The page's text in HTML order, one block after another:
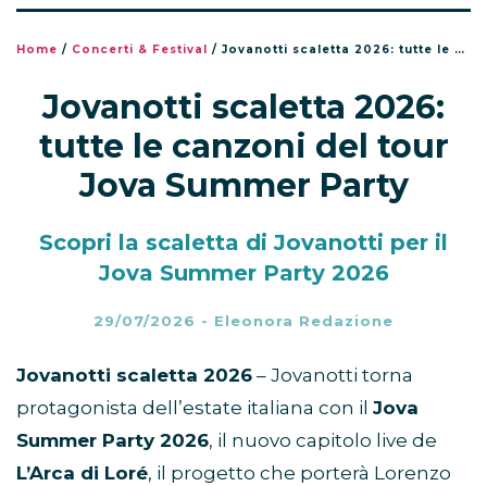
Home / Concerti & Festival / Jovanotti scaletta 2026: tutte le canzoni del tour Jova Summer Party
Jovanotti scaletta 2026:
tutte le canzoni del tour
Jova Summer Party
Scopri la scaletta di Jovanotti per il
Jova Summer Party 2026
29/07/2026 - Eleonora Redazione
Jovanotti scaletta 2026 – Jovanotti torna
protagonista dell’estate italiana con il Jova
Summer Party 2026, il nuovo capitolo live de
L’Arca di Loré, il progetto che porterà Lorenzo